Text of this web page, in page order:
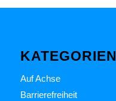
KATEGORIEN
Auf Achse
Barrierefreiheit